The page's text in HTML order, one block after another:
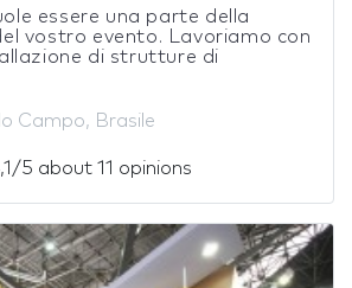
essere una parte della
vostro evento. Lavoriamo con
di strutture di
Campo, Brasile
5 about 11 opinions